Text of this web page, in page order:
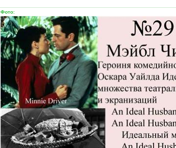
Фото: